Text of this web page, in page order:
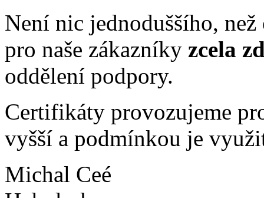
Není nic jednoduššího,
pro naše zákazníky zcela
oddělení podpory.
Certifikáty provozujeme
vyšší a podmínkou je
Michal Ceé